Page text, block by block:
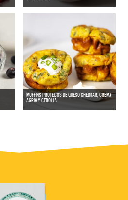
MUFFINS PROTEICOS DE QUESO CHEDDAR, CREMA
AGRIA Y CEBOLLA